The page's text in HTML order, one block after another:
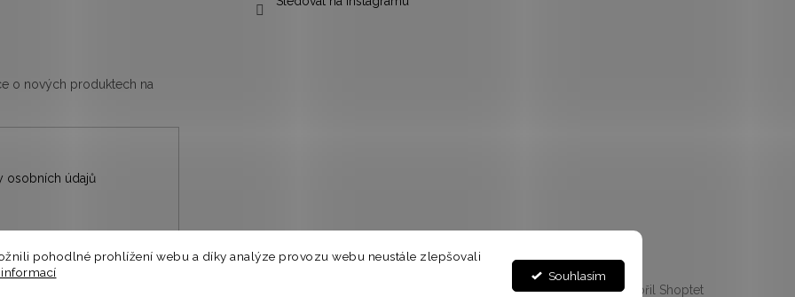
pohodlné prohlížení webu a díky analýze provozu webu neustále zlepšovali
Souhlasím
o nových produktech na
osobních údajů
Vytvořil Shoptet